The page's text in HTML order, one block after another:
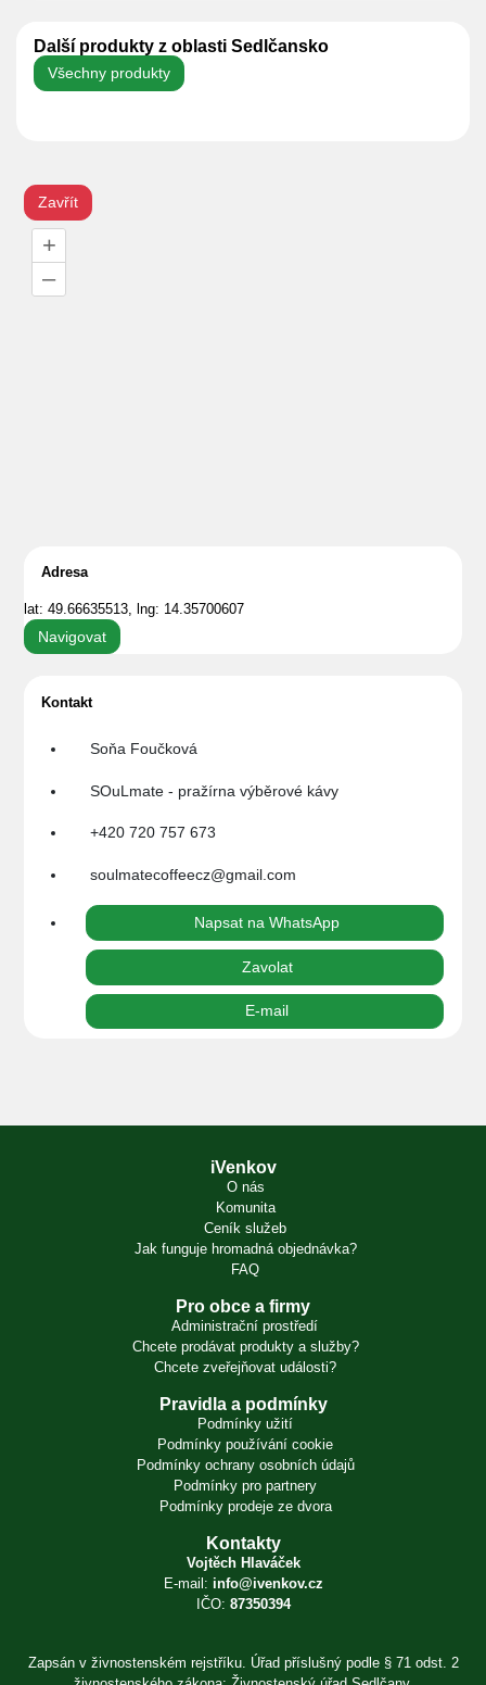
Další produkty z oblasti Sedlčansko
Všechny produkty
Zavřít
+
–
Adresa
lat: 49.66635513, lng: 14.35700607
Navigovat
Kontakt
Soňa Foučková
SOuLmate - pražírna výběrové kávy
+420 720 757 673
soulmatecoffeecz@gmail.com
Napsat na WhatsApp
Zavolat
E-mail
iVenkov
O nás
Komunita
Ceník služeb
Jak funguje hromadná objednávka?
FAQ
Pro obce a firmy
Administrační prostředí
Chcete prodávat produkty a služby?
Chcete zveřejňovat události?
Pravidla a podmínky
Podmínky užití
Podmínky používání cookie
Podmínky ochrany osobních údajů
Podmínky pro partnery
Podmínky prodeje ze dvora
Kontakty
Vojtěch Hlaváček
E-mail: info@ivenkov.cz
IČO: 87350394
Zapsán v živnostenském rejstříku. Úřad příslušný podle § 71 odst. 2